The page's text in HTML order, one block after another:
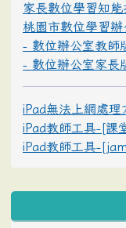
家長數位學習知能
桃園市數位學習辦
- 數位辦公室教師
- 數位辦公室家長
iPad無法上網處理
iPad教師工具-[課
iPad教師工具-